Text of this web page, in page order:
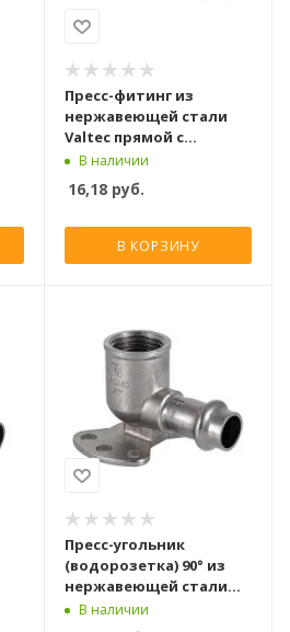
Пресс-фитинг из
нержавеющей стали
Valtec прямой с
переходом на нар. р. 22
В наличии
16,18 руб.
В КОРЗИНУ
Пресс-угольник
(водорозетка) 90° из
нержавеющей стали
Valtec вн. р. 22 мм x 3/4
В наличии